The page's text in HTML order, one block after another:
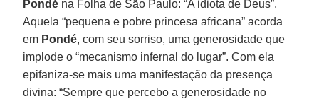
Pondé na Folha de São Paulo: “A idiota de Deus”.
Aquela “pequena e pobre princesa africana” acorda
em Pondé, com seu sorriso, uma generosidade que
implode o “mecanismo infernal do lugar”. Com ela
epifaniza-se mais uma manifestação da presença
divina: “Sempre que percebo a generosidade no